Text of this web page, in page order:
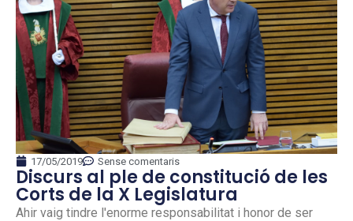
17/05/2019 Sense comentaris
Discurs al ple de constitució de les
Corts de la X Legislatura
Ahir vaig tindre l'enorme responsabilitat i honor de ser